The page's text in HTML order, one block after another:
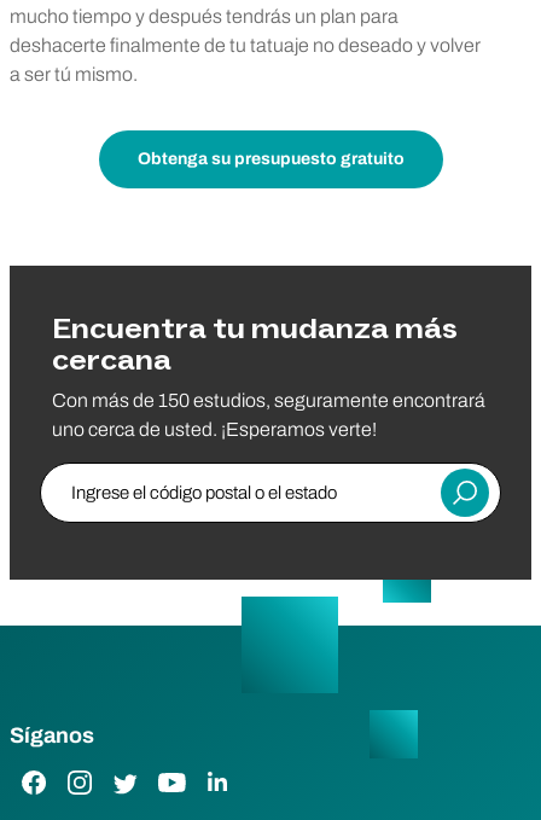
mucho tiempo y después tendrás un plan para
deshacerte finalmente de tu tatuaje no deseado y volver
a ser tú mismo.
Obtenga su presupuesto gratuito
Encuentra tu mudanza más
cercana
Con más de 150 estudios, seguramente encontrará
uno cerca de usted. ¡Esperamos verte!
Ingrese el código postal o el estado
Entregar
Síganos
Enlace de Facebook
Enlace de Instagram
Enlace de Twitter
Enlace de YouTube
Enlace de LinkedIn